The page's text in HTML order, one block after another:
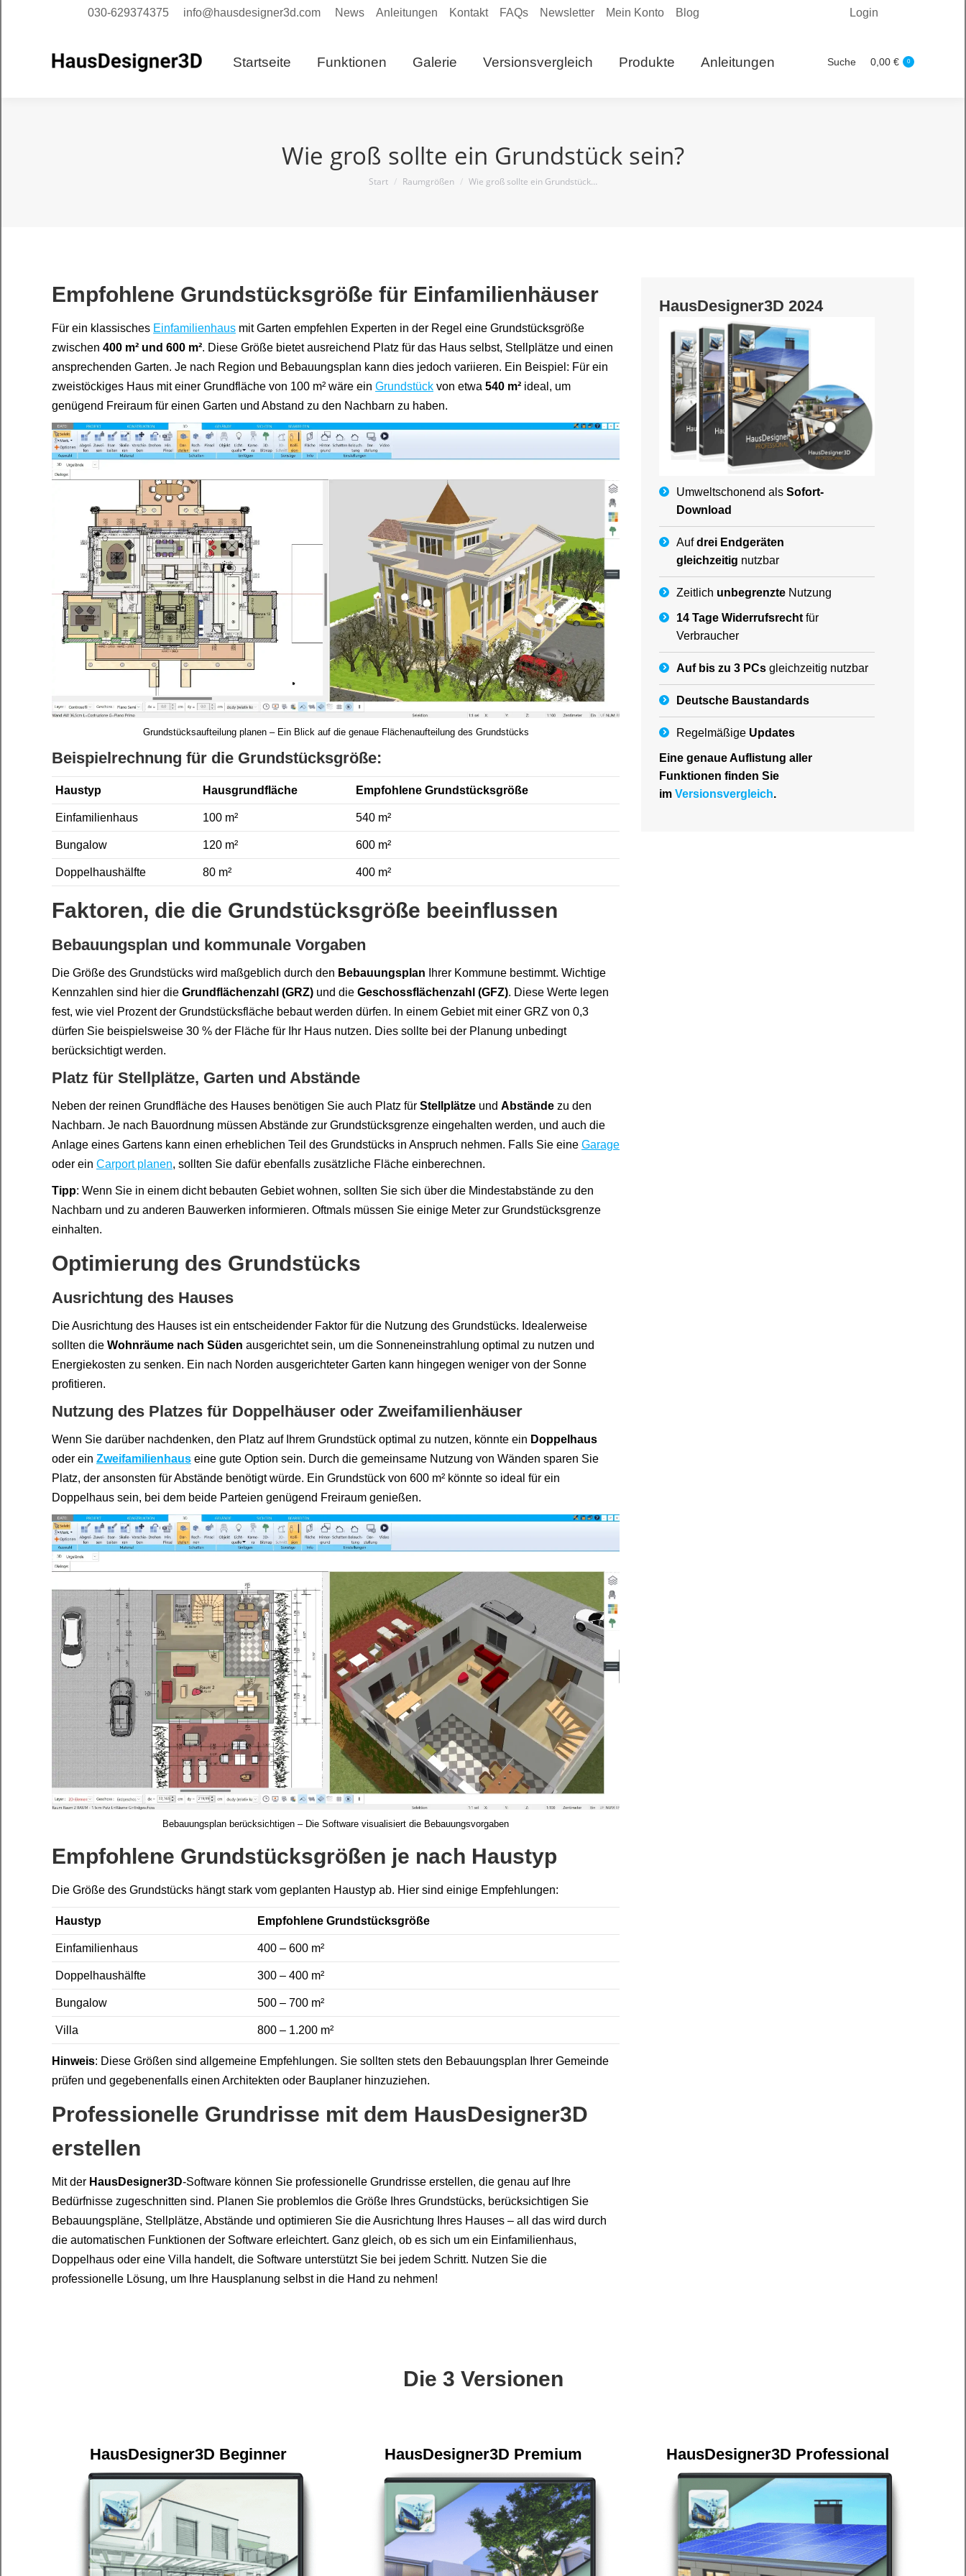
030-629374375 info@hausdesigner3d.com News Anleitungen Kontakt FAQs Newsletter Mein Konto Blog Login
Startseite Funktionen Galerie Versionsvergleich Produkte Anleitungen Search:
Suche 0,00 € 0
Wie groß sollte ein Grundstück sein?
Sie befinden sich hier:
Start Raumgrößen Wie groß sollte ein Grundstück…
Empfohlene Grundstücksgröße für Einfamilienhäuser
Für ein klassisches Einfamilienhaus mit Garten empfehlen Experten in der Regel eine Grundstücksgröße
zwischen 400 m² und 600 m². Diese Größe bietet ausreichend Platz für das Haus selbst, Stellplätze und einen
ansprechenden Garten. Je nach Region und Bebauungsplan kann dies jedoch variieren. Ein Beispiel: Für ein
zweistöckiges Haus mit einer Grundfläche von 100 m² wäre ein Grundstück von etwa 540 m² ideal, um
genügend Freiraum für einen Garten und Abstand zu den Nachbarn zu haben.
Grundstücksaufteilung planen – Ein Blick auf die genaue Flächenaufteilung des Grundstücks
Beispielrechnung für die Grundstücksgröße:
Haustyp Hausgrundfläche Empfohlene Grundstücksgröße
Einfamilienhaus 100 m² 540 m²
Bungalow 120 m² 600 m²
Doppelhaushälfte 80 m² 400 m²
Faktoren, die die Grundstücksgröße beeinflussen
Bebauungsplan und kommunale Vorgaben
Die Größe des Grundstücks wird maßgeblich durch den Bebauungsplan Ihrer Kommune bestimmt. Wichtige
Kennzahlen sind hier die Grundflächenzahl (GRZ) und die Geschossflächenzahl (GFZ). Diese Werte legen
fest, wie viel Prozent der Grundstücksfläche bebaut werden dürfen. In einem Gebiet mit einer GRZ von 0,3
dürfen Sie beispielsweise 30 % der Fläche für Ihr Haus nutzen. Dies sollte bei der Planung unbedingt
berücksichtigt werden.
Platz für Stellplätze, Garten und Abstände
Neben der reinen Grundfläche des Hauses benötigen Sie auch Platz für Stellplätze und Abstände zu den
Nachbarn. Je nach Bauordnung müssen Abstände zur Grundstücksgrenze eingehalten werden, und auch die
Anlage eines Gartens kann einen erheblichen Teil des Grundstücks in Anspruch nehmen. Falls Sie eine Garage
oder ein Carport planen, sollten Sie dafür ebenfalls zusätzliche Fläche einberechnen.
Tipp: Wenn Sie in einem dicht bebauten Gebiet wohnen, sollten Sie sich über die Mindestabstände zu den
Nachbarn und zu anderen Bauwerken informieren. Oftmals müssen Sie einige Meter zur Grundstücksgrenze
einhalten.
Optimierung des Grundstücks
Ausrichtung des Hauses
Die Ausrichtung des Hauses ist ein entscheidender Faktor für die Nutzung des Grundstücks. Idealerweise
sollten die Wohnräume nach Süden ausgerichtet sein, um die Sonneneinstrahlung optimal zu nutzen und
Energiekosten zu senken. Ein nach Norden ausgerichteter Garten kann hingegen weniger von der Sonne
profitieren.
Nutzung des Platzes für Doppelhäuser oder Zweifamilienhäuser
Wenn Sie darüber nachdenken, den Platz auf Ihrem Grundstück optimal zu nutzen, könnte ein Doppelhaus
oder ein Zweifamilienhaus eine gute Option sein. Durch die gemeinsame Nutzung von Wänden sparen Sie
Platz, der ansonsten für Abstände benötigt würde. Ein Grundstück von 600 m² könnte so ideal für ein
Doppelhaus sein, bei dem beide Parteien genügend Freiraum genießen.
Bebauungsplan berücksichtigen – Die Software visualisiert die Bebauungsvorgaben
Empfohlene Grundstücksgrößen je nach Haustyp
Die Größe des Grundstücks hängt stark vom geplanten Haustyp ab. Hier sind einige Empfehlungen:
Haustyp Empfohlene Grundstücksgröße
Einfamilienhaus 400 – 600 m²
Doppelhaushälfte 300 – 400 m²
Bungalow 500 – 700 m²
Villa 800 – 1.200 m²
Hinweis: Diese Größen sind allgemeine Empfehlungen. Sie sollten stets den Bebauungsplan Ihrer Gemeinde
prüfen und gegebenenfalls einen Architekten oder Bauplaner hinzuziehen.
Professionelle Grundrisse mit dem HausDesigner3D
erstellen
Mit der HausDesigner3D-Software können Sie professionelle Grundrisse erstellen, die genau auf Ihre
Bedürfnisse zugeschnitten sind. Planen Sie problemlos die Größe Ihres Grundstücks, berücksichtigen Sie
Bebauungspläne, Stellplätze, Abstände und optimieren Sie die Ausrichtung Ihres Hauses – all das wird durch
die automatischen Funktionen der Software erleichtert. Ganz gleich, ob es sich um ein Einfamilienhaus,
Doppelhaus oder eine Villa handelt, die Software unterstützt Sie bei jedem Schritt. Nutzen Sie die
professionelle Lösung, um Ihre Hausplanung selbst in die Hand zu nehmen!
HausDesigner3D 2024
Umweltschonend als Sofort-
Download
Aufdrei Endgeräten
gleichzeitig nutzbar
Zeitlich unbegrenzte Nutzung
14 Tage Widerrufsrecht für
Verbraucher
Auf bis zu 3 PCs gleichzeitig nutzbar
Deutsche Baustandards
Regelmäßige Updates
Eine genaue Auflistung aller
Funktionen finden Sie
im Versionsvergleich.
Die 3 Versionen
HausDesigner3D Beginner HausDesigner3D Premium HausDesigner3D Professional